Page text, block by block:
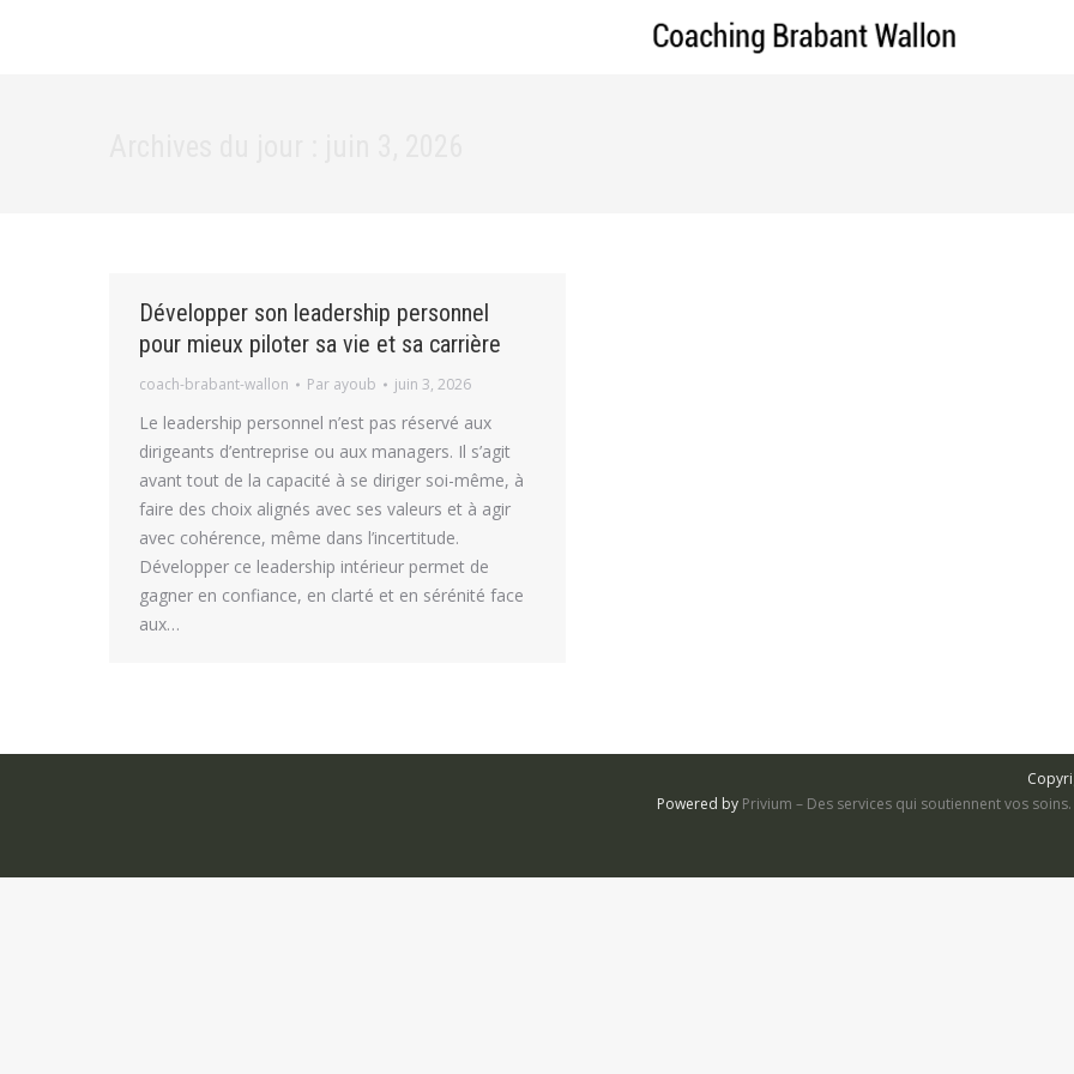
Développer son leadership personnel
pour mieux piloter sa vie et sa carrière
coach-brabant-wallon Par ayoub juin 3, 2026
Le leadership personnel n’est pas réservé aux
dirigeants d’entreprise ou aux managers. Il s’agit
avant tout de la capacité à se diriger soi-même, à
faire des choix alignés avec ses valeurs et à agir
avec cohérence, même dans l’incertitude.
Développer ce leadership intérieur permet de
gagner en confiance, en clarté et en sérénité face
aux…
Powered by Privium – Des services qui soutiennent vos